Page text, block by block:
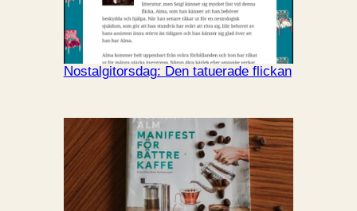
Nostalgitorsdag: Den tatuerade flickan